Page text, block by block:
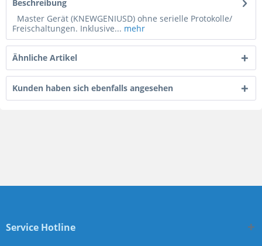
Beschreibung
Master Gerät (KNEWGENIUSD) ohne serielle Protokolle/
Freischaltungen. Inklusive... mehr
Ähnliche Artikel
Kunden haben sich ebenfalls angesehen
Service Hotline